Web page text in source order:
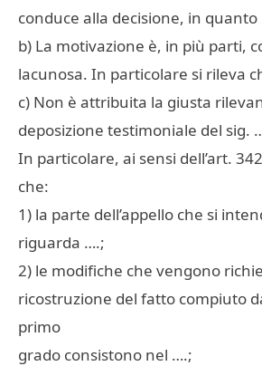
conduce alla decisione, in
b) La motivazione è, in più parti,
lacunosa. In particolare si rileva
c) Non è attribuita la giusta
deposizione testimoniale del sig.
In particolare, ai sensi dell’art.
che:
1) la parte dell’appello che si
riguarda ….;
2) le modifiche che vengono
ricostruzione del fatto compiuto
primo
grado consistono nel ….;